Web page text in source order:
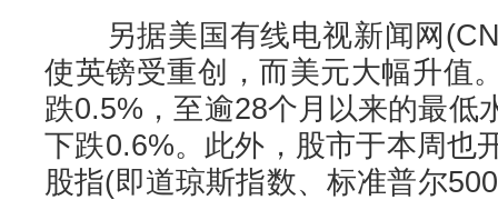
另据美国有线电视新闻网
使英镑受重创，而美元大幅升值
跌0.5%，至逾28个月以来的最低
下跌0.6%。此外，股市于本周也
股指(即道琼斯指数、标准普尔